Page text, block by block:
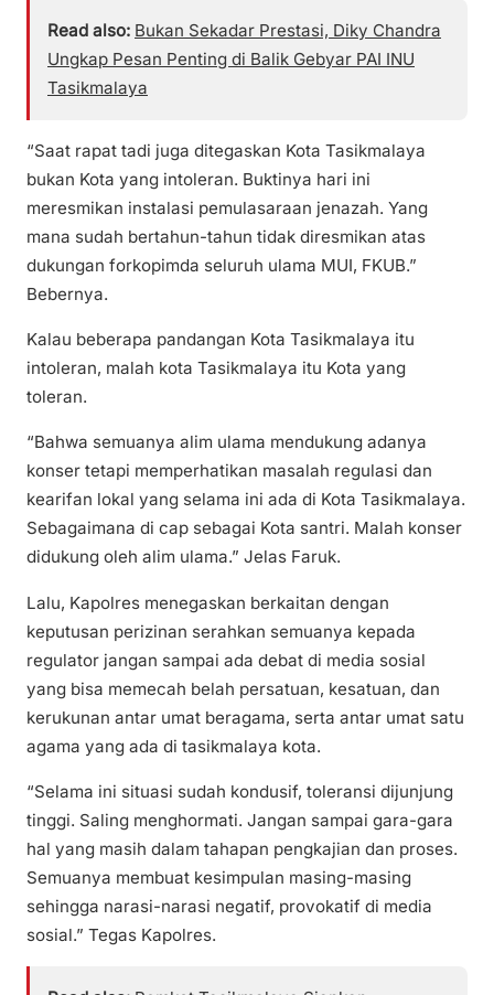
Read also: Bukan Sekadar Prestasi, Diky Chandra
Ungkap Pesan Penting di Balik Gebyar PAI INU
Tasikmalaya
“Saat rapat tadi juga ditegaskan Kota Tasikmalaya
bukan Kota yang intoleran. Buktinya hari ini
meresmikan instalasi pemulasaraan jenazah. Yang
mana sudah bertahun-tahun tidak diresmikan atas
dukungan forkopimda seluruh ulama MUI, FKUB.”
Bebernya.
Kalau beberapa pandangan Kota Tasikmalaya itu
intoleran, malah kota Tasikmalaya itu Kota yang
toleran.
“Bahwa semuanya alim ulama mendukung adanya
konser tetapi memperhatikan masalah regulasi dan
kearifan lokal yang selama ini ada di Kota Tasikmalaya.
Sebagaimana di cap sebagai Kota santri. Malah konser
didukung oleh alim ulama.” Jelas Faruk.
Lalu, Kapolres menegaskan berkaitan dengan
keputusan perizinan serahkan semuanya kepada
regulator jangan sampai ada debat di media sosial
yang bisa memecah belah persatuan, kesatuan, dan
kerukunan antar umat beragama, serta antar umat satu
agama yang ada di tasikmalaya kota.
“Selama ini situasi sudah kondusif, toleransi dijunjung
tinggi. Saling menghormati. Jangan sampai gara-gara
hal yang masih dalam tahapan pengkajian dan proses.
Semuanya membuat kesimpulan masing-masing
sehingga narasi-narasi negatif, provokatif di media
sosial.” Tegas Kapolres.